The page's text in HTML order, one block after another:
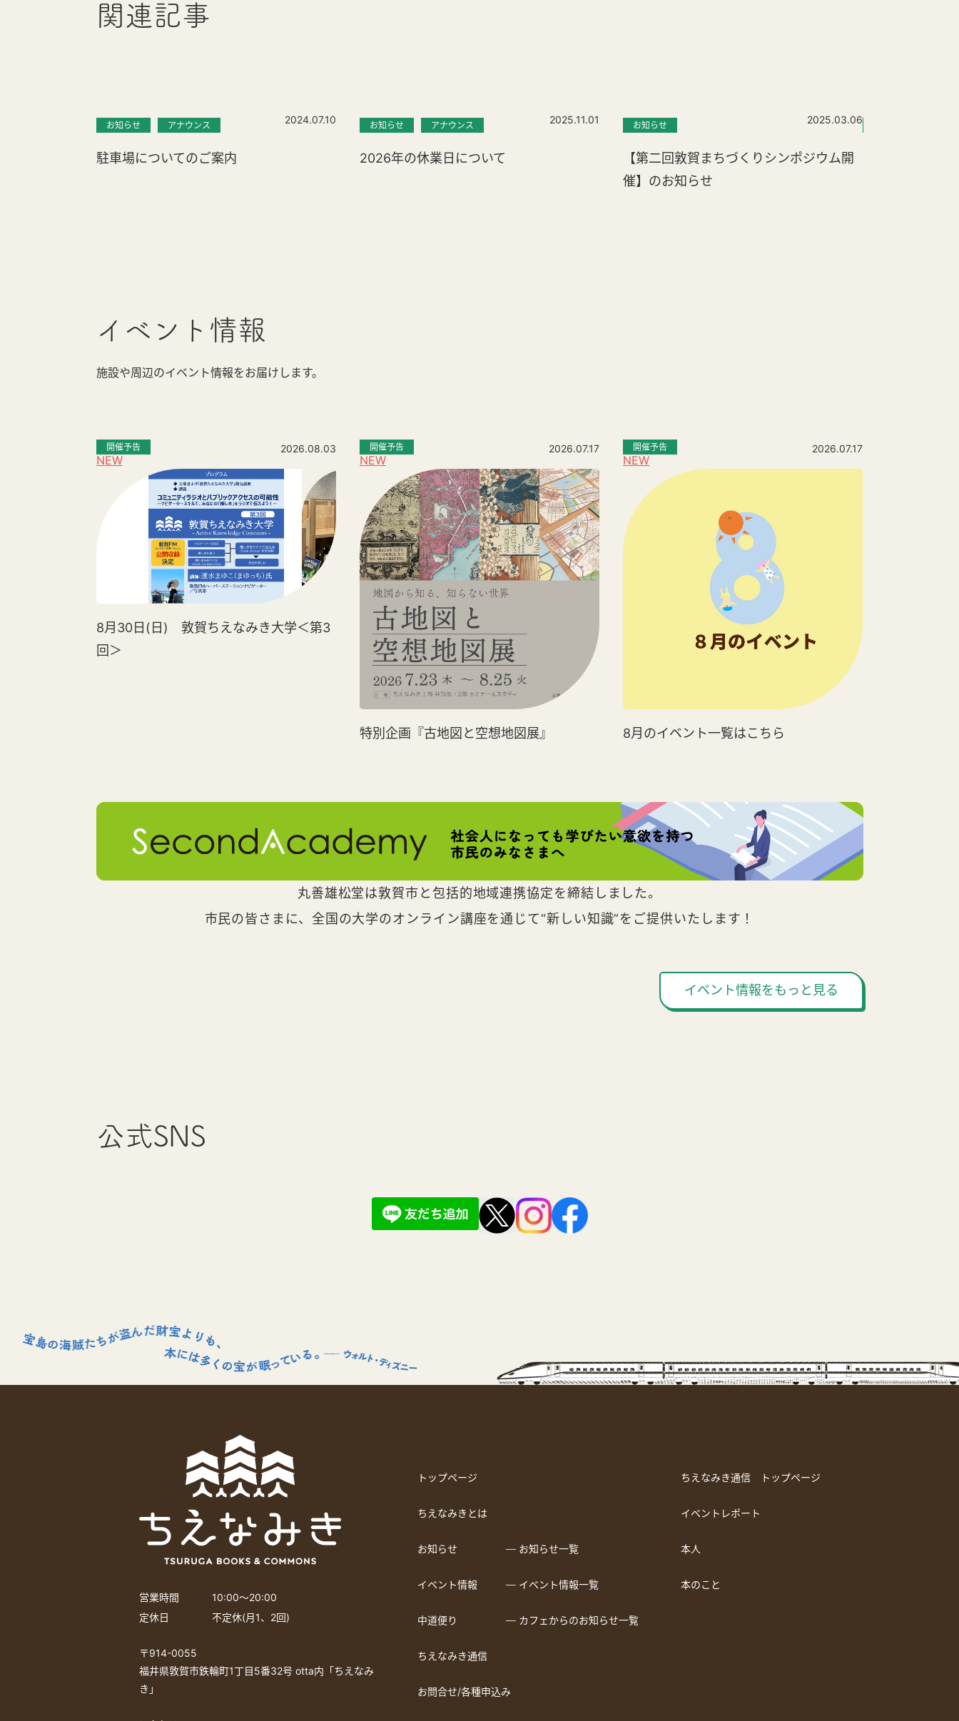
関連記事
お知らせ アナウンス 2024.07.10
駐車場についてのご案内
お知らせ アナウンス 2025.11.01
2026年の休業日について
お知らせ 2025.03.06
【第二回敦賀まちづくりシンポジウム開
催】のお知らせ
イベント情報
施設や周辺のイベント情報をお届けします。
NEW
開催予告 2026.08.03
8月30日(日) 敦賀ちえなみき大学＜第3
回＞
NEW
開催予告 2026.07.17
特別企画『古地図と空想地図展』
NEW
開催予告 2026.07.17
8月のイベント一覧はこちら
丸善雄松堂は敦賀市と包括的地域連携協定を締結しました。
市民の皆さまに、全国の大学のオンライン講座を通じて“新しい知識”をご提供いたします！
イベント情報をもっと見る
公式SNS
営業時間
10:00〜20:00
定休日
不定休(月1、2回)
〒914-0055
福井県敦賀市鉄輪町1丁目5番32号 otta内「ちえなみ
き」
トップページ
ちえなみきとは
お知らせ ― お知らせ一覧
イベント情報 ― イベント情報一覧
中道便り ― カフェからのお知らせ一覧
ちえなみき通信
お問合せ/各種申込み
ちえなみき通信 トップページ
イベントレポート
本人
本のこと